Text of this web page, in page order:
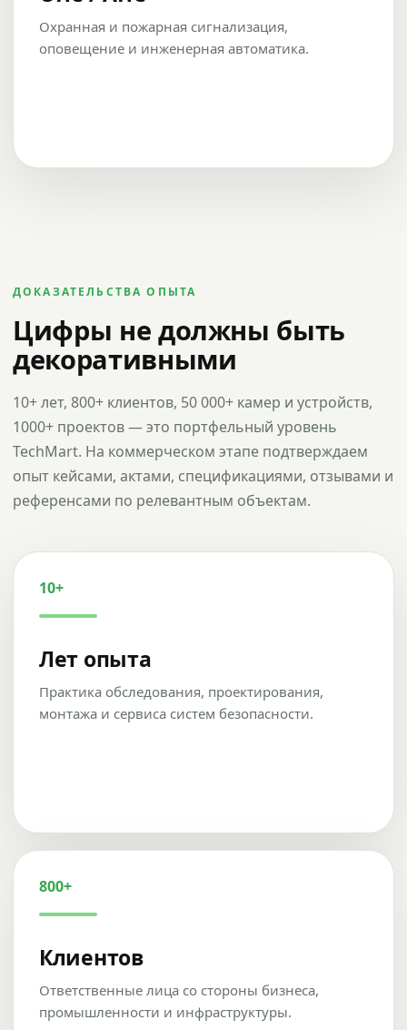
Охранная и пожарная сигнализация,
оповещение и инженерная автоматика.
ДОКАЗАТЕЛЬСТВА ОПЫТА
Цифры не должны быть
декоративными
10+ лет, 800+ клиентов, 50 000+ камер и устройств,
1000+ проектов — это портфельный уровень
TechMart. На коммерческом этапе подтверждаем
опыт кейсами, актами, спецификациями, отзывами и
референсами по релевантным объектам.
10+
Лет опыта
Практика обследования, проектирования,
монтажа и сервиса систем безопасности.
800+
Клиентов
Ответственные лица со стороны бизнеса,
промышленности и инфраструктуры.